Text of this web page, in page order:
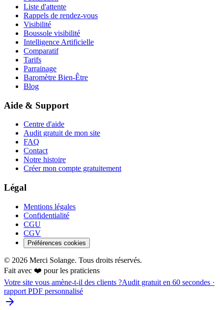
Liste d'attente
Rappels de rendez-vous
Visibilité
Boussole visibilité
Intelligence Artificielle
Comparatif
Tarifs
Parrainage
Baromètre Bien-Être
Blog
Aide & Support
Centre d'aide
Audit gratuit de mon site
FAQ
Contact
Notre histoire
Créer mon compte gratuitement
Légal
Mentions légales
Confidentialité
CGU
CGV
Préférences cookies
© 2026 Merci Solange. Tous droits réservés.
Fait avec ❤️ pour les praticiens
Votre site vous amène-t-il des clients ?Audit gratuit en 60 secondes ·
rapport PDF personnalisé